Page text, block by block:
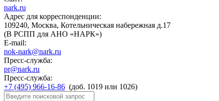
nark.ru
Адрес для корреспонденции:
109240, Москва, Котельническая набережная д.17
(В РСПП для АНО «НАРК»)
E-mail:
nok-nark@nark.ru
Пресс-служба:
pr@nark.ru
Пресс-служба:
+7 (495) 966-16-86 (доб. 1019 или 1026)